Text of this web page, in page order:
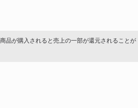
品が購入されると売上の一部が還元されることが